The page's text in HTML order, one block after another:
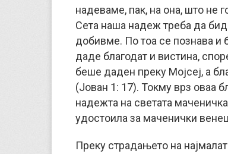
надеваме, пак, на она, што не
Сета наша надеж треба да
добивме. По тоа се познава и
даде благодат и вистина,
беше даден преку Мојсеј, а
(Јован 1: 17). Токму врз оваа
надежта на светата
удостоила за маченички
Преку страдањето на